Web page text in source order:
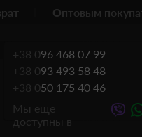
Оптовым
+38 096 468 07 99
+38 093 493 58 48
+38 050 175 40 46
Мы еще
доступны в